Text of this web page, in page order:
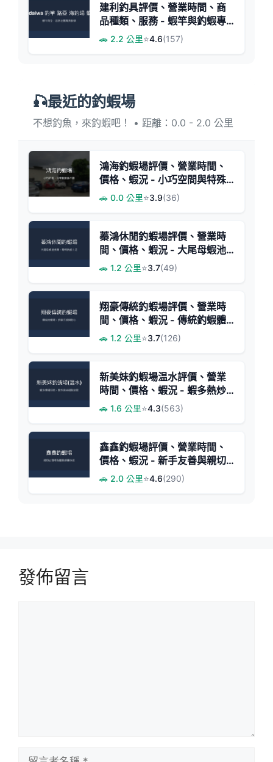
建利釣具評價、營業時間、商
品種類、服務 - 蝦竿與釣蝦專
業推薦
🚗 2.2 公里⭐4.6(157)
🎣最近的釣蝦場
不想釣魚，來釣蝦吧！ • 距離：0.0 - 2.0 公里
鴻海釣蝦場評價、營業時間、
價格、蝦況 - 小巧空間與特殊
釣種體驗
🚗 0.0 公里⭐3.9(36)
蓁鴻休閒釣蝦場評價、營業時
間、價格、蝦況 - 大尾母蝦池
與活力公蝦
🚗 1.2 公里⭐3.7(49)
翔豪傳統釣蝦場評價、營業時
間、價格、蝦況 - 傳統釣蝦體
🚗 1.2 公里⭐3.7(126)
新美妹釣蝦場温水評價、營業
時間、價格、蝦況 - 蝦多熱炒
美味兼唱歌包廂
🚗 1.6 公里⭐4.3(563)
鑫鑫釣蝦場評價、營業時間、
價格、蝦況 - 新手友善與親切
服務
🚗 2.0 公里⭐4.6(290)
發佈留言